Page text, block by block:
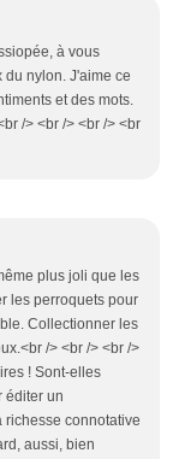
à vous
du nylon. J'aime ce
et des mots.
/> <br /> <br /> <br
plus joli que les
les perroquets pour
Collectionner les
/> <br /> <br />
! Sont-elles
éditer un
richesse connotative
aussi, bien